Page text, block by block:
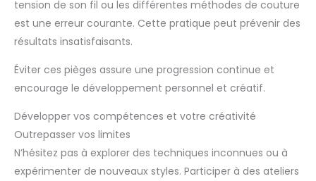
tension de son fil ou les différentes méthodes de couture
est une erreur courante. Cette pratique peut prévenir des
résultats insatisfaisants.
Éviter ces pièges assure une progression continue et
encourage le développement personnel et créatif.
Développer vos compétences et votre créativité
Outrepasser vos limites
N’hésitez pas à explorer des techniques inconnues ou à
expérimenter de nouveaux styles. Participer à des ateliers